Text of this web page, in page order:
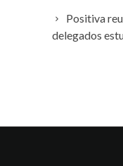
Positiva
delegados